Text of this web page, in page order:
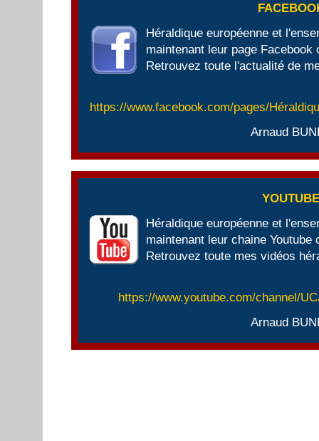
Héraldique européenne et
maintenant leur page Facebook
Retrouvez toute l'actualité de
https://www.facebook.com/pages/
Arnaud
Héraldique européenne et
maintenant leur chaine Youtube
Retrouvez toute mes vidéos
https://www.youtube.com/channel/
Arnaud